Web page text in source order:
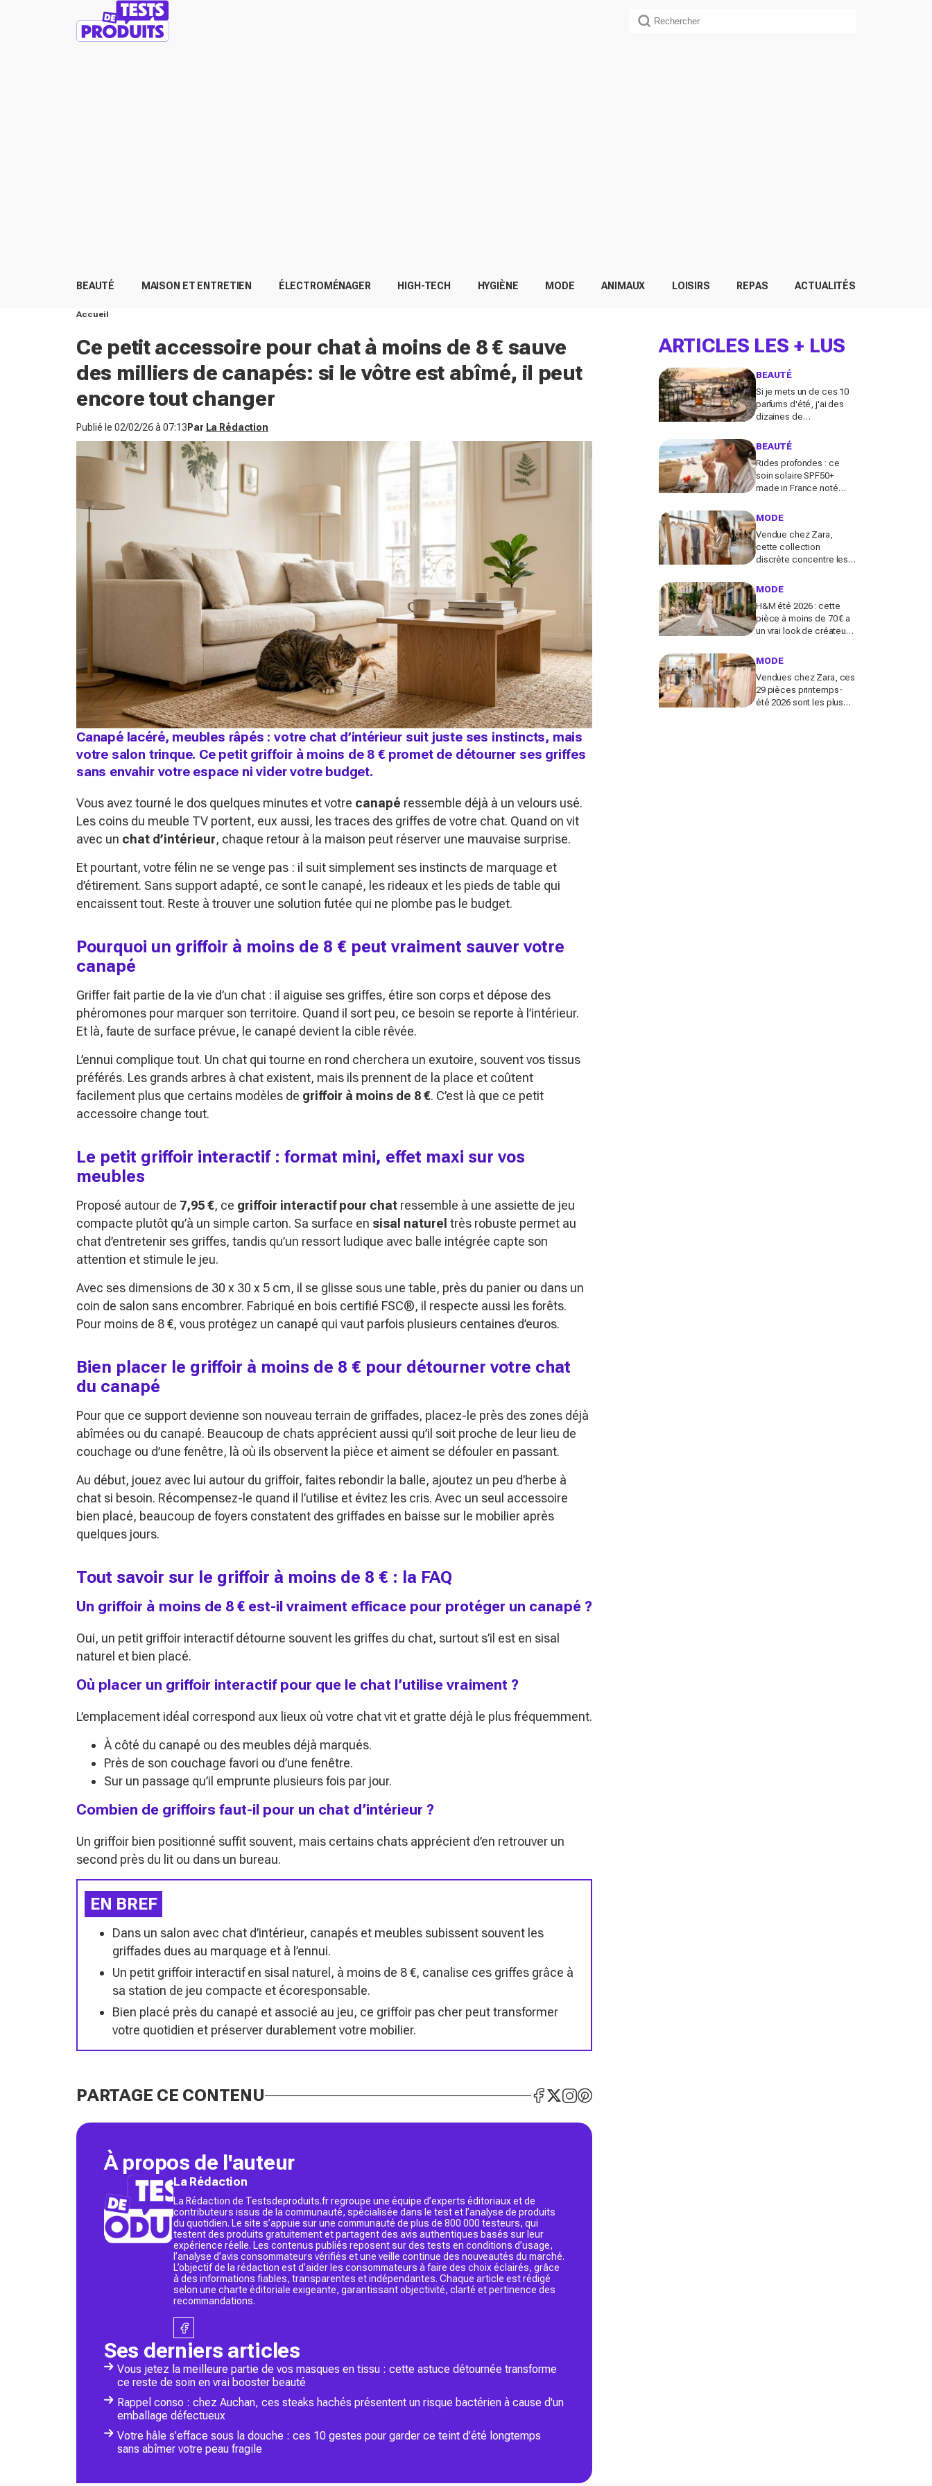
BEAUTÉ MAISON ET ENTRETIEN ÉLECTROMÉNAGER HIGH-TECH HYGIÈNE MODE ANIMAUX LOISIRS REPAS ACTUALITÉS
Accueil
Ce petit accessoire pour chat à moins de 8 € sauve
des milliers de canapés: si le vôtre est abîmé, il peut
encore tout changer
Publié le 02/02/26 à 07:13 Par La Rédaction
Canapé lacéré, meubles râpés : votre chat d’intérieur suit juste ses instincts, mais
votre salon trinque. Ce petit griffoir à moins de 8 € promet de détourner ses griffes
sans envahir votre espace ni vider votre budget.
Vous avez tourné le dos quelques minutes et votre canapé ressemble déjà à un velours usé.
Les coins du meuble TV portent, eux aussi, les traces des griffes de votre chat. Quand on vit
avec un chat d’intérieur, chaque retour à la maison peut réserver une mauvaise surprise.
Et pourtant, votre félin ne se venge pas : il suit simplement ses instincts de marquage et
d’étirement. Sans support adapté, ce sont le canapé, les rideaux et les pieds de table qui
encaissent tout. Reste à trouver une solution futée qui ne plombe pas le budget.
Pourquoi un griffoir à moins de 8 € peut vraiment sauver votre
canapé
Griffer fait partie de la vie d’un chat : il aiguise ses griffes, étire son corps et dépose des
phéromones pour marquer son territoire. Quand il sort peu, ce besoin se reporte à l’intérieur.
Et là, faute de surface prévue, le canapé devient la cible rêvée.
L’ennui complique tout. Un chat qui tourne en rond cherchera un exutoire, souvent vos tissus
préférés. Les grands arbres à chat existent, mais ils prennent de la place et coûtent
facilement plus que certains modèles de griffoir à moins de 8 €. C’est là que ce petit
accessoire change tout.
Le petit griffoir interactif : format mini, effet maxi sur vos
meubles
Proposé autour de 7,95 €, ce griffoir interactif pour chat ressemble à une assiette de jeu
compacte plutôt qu’à un simple carton. Sa surface en sisal naturel très robuste permet au
chat d’entretenir ses griffes, tandis qu’un ressort ludique avec balle intégrée capte son
attention et stimule le jeu.
Avec ses dimensions de 30 x 30 x 5 cm, il se glisse sous une table, près du panier ou dans un
coin de salon sans encombrer. Fabriqué en bois certifié FSC®, il respecte aussi les forêts.
Pour moins de 8 €, vous protégez un canapé qui vaut parfois plusieurs centaines d’euros.
Bien placer le griffoir à moins de 8 € pour détourner votre chat
du canapé
Pour que ce support devienne son nouveau terrain de griffades, placez-le près des zones déjà
abîmées ou du canapé. Beaucoup de chats apprécient aussi qu’il soit proche de leur lieu de
couchage ou d’une fenêtre, là où ils observent la pièce et aiment se défouler en passant.
Au début, jouez avec lui autour du griffoir, faites rebondir la balle, ajoutez un peu d’herbe à
chat si besoin. Récompensez-le quand il l’utilise et évitez les cris. Avec un seul accessoire
bien placé, beaucoup de foyers constatent des griffades en baisse sur le mobilier après
quelques jours.
Tout savoir sur le griffoir à moins de 8 € : la FAQ
Un griffoir à moins de 8 € est-il vraiment efficace pour protéger un canapé ?
Oui, un petit griffoir interactif détourne souvent les griffes du chat, surtout s’il est en sisal
naturel et bien placé.
Où placer un griffoir interactif pour que le chat l’utilise vraiment ?
L’emplacement idéal correspond aux lieux où votre chat vit et gratte déjà le plus fréquemment.
À côté du canapé ou des meubles déjà marqués.
Près de son couchage favori ou d’une fenêtre.
Sur un passage qu’il emprunte plusieurs fois par jour.
Combien de griffoirs faut-il pour un chat d’intérieur ?
Un griffoir bien positionné suffit souvent, mais certains chats apprécient d’en retrouver un
second près du lit ou dans un bureau.
EN BREF
Dans un salon avec chat d’intérieur, canapés et meubles subissent souvent les
griffades dues au marquage et à l’ennui.
Un petit griffoir interactif en sisal naturel, à moins de 8 €, canalise ces griffes grâce à
sa station de jeu compacte et écoresponsable.
Bien placé près du canapé et associé au jeu, ce griffoir pas cher peut transformer
votre quotidien et préserver durablement votre mobilier.
PARTAGE CE CONTENU
À propos de l'auteur
La Rédaction
La Rédaction de Testsdeproduits.fr regroupe une équipe d’experts éditoriaux et de
contributeurs issus de la communauté, spécialisée dans le test et l’analyse de produits
du quotidien. Le site s’appuie sur une communauté de plus de 800 000 testeurs, qui
testent des produits gratuitement et partagent des avis authentiques basés sur leur
expérience réelle. Les contenus publiés reposent sur des tests en conditions d’usage,
l’analyse d’avis consommateurs vérifiés et une veille continue des nouveautés du marché.
L’objectif de la rédaction est d’aider les consommateurs à faire des choix éclairés, grâce
à des informations fiables, transparentes et indépendantes. Chaque article est rédigé
selon une charte éditoriale exigeante, garantissant objectivité, clarté et pertinence des
recommandations.
Ses derniers articles
Vous jetez la meilleure partie de vos masques en tissu : cette astuce détournée transforme
ce reste de soin en vrai booster beauté
Rappel conso : chez Auchan, ces steaks hachés présentent un risque bactérien à cause d'un
emballage défectueux
Votre hâle s’efface sous la douche : ces 10 gestes pour garder ce teint d’été longtemps
sans abîmer votre peau fragile
ARTICLES LES + LUS
BEAUTÉ
Si je mets un de ces 10
parfums d'été, j'ai des
dizaines de
journée
BEAUTÉ
Rides profondes : ce
soin solaire SPF50+
made in France noté
de freiner leur apparition
MODE
Vendue chez Zara,
cette collection
discrète concentre les
voici les astuces pour la
monde
MODE
H&M été 2026 : cette
pièce à moins de 70 € a
un vrai look de créateur
minutes chrono
MODE
Vendues chez Zara, ces
29 pièces printemps-
été 2026 sont les plus